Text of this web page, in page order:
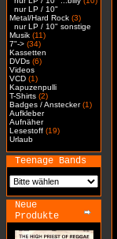
nur LP / 10"
Metal/Hard Rock (3)
nur LP / 10" sonstige
Musik (11)
7"-> (34)
Kassetten
DVDs (6)
Videos
VCD (1)
Kapuzenpulli
T-Shirts (2)
Badges / Anstecker(1)
Aufkleber
Aufnäher
Lesestoff (19)
Urlaub
Teenage Bands
Neue
Produkte